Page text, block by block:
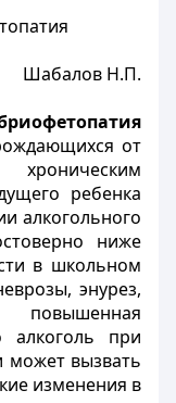
Шабалов Н.П.
от
ребенка
алкогольного
ниже
в школьном
энурез,
повышенная
алкоголь при
может вызвать
изменения в